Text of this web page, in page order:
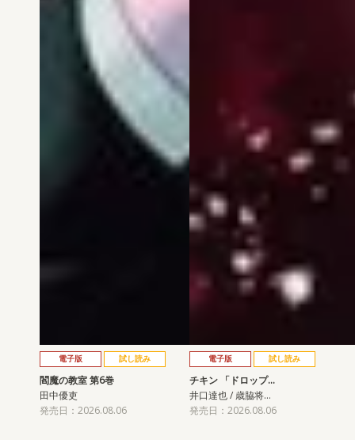
電子版 試し読み
閻魔の教室 第6巻
田中優吏
発売日：2026.08.06
電子版 試し読み
チキン 「ドロップ…
井口達也 / 歳脇将…
発売日：2026.08.06